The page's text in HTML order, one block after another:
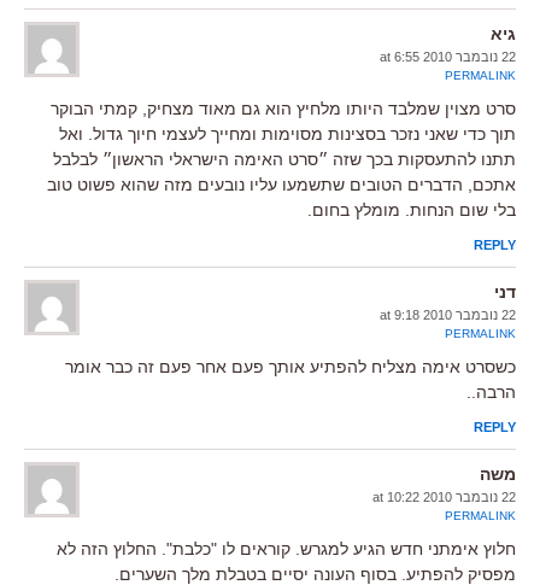
גיא
22 נובמבר 2010 at 6:55
PERMALINK
סרט מצוין שמלבד היותו מלחיץ הוא גם מאוד מצחיק, קמתי הבוקר
תוך כדי שאני נזכר בסצינות מסוימות ומחייך לעצמי חיוך גדול. ואל
תתנו להתעסקות בכך שזה ״סרט האימה הישראלי הראשון״ לבלבל
אתכם, הדברים הטובים שתשמעו עליו נובעים מזה שהוא פשוט טוב
בלי שום הנחות. מומלץ בחום.
REPLY
דני
22 נובמבר 2010 at 9:18
PERMALINK
כשסרט אימה מצליח להפתיע אותך פעם אחר פעם זה כבר אומר
הרבה..
REPLY
משה
22 נובמבר 2010 at 10:22
PERMALINK
חלוץ אימתני חדש הגיע למגרש. קוראים לו "כלבת". החלוץ הזה לא
מפסיק להפתיע. בסוף העונה יסיים בטבלת מלך השערים.